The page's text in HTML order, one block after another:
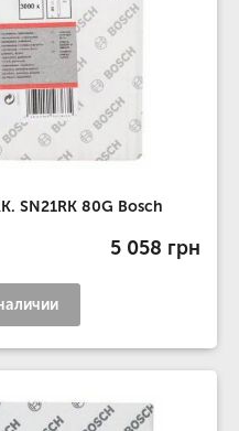
SN21RK 80G Bosch
5 058 грн